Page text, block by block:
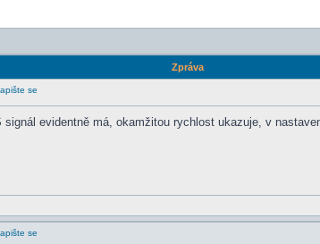
Zpráva
se
evidentně má, okamžitou rychlost ukazuje, v
se